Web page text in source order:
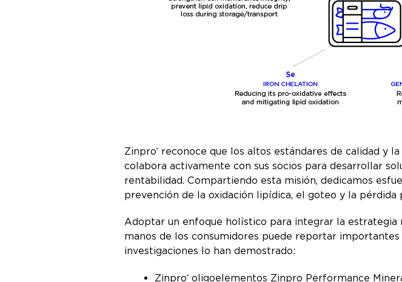
Zinpro® reconoce que los altos estándares de calidad y
colabora activamente con sus socios para desarrollar
rentabilidad. Compartiendo esta misión, dedicamos
prevención de la oxidación lipídica, el goteo y la
Adoptar un enfoque holístico para integrar la
manos de los consumidores puede reportar
investigaciones lo han demostrado:
Zinpro® oligoelementos Zinpro Performance